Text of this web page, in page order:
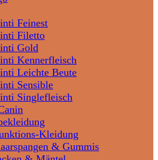
Feinest
Filetto
Gold
Kennerfleisch
Leichte Beute
Sensible
Singlefleisch
Kleidung
& Gummis